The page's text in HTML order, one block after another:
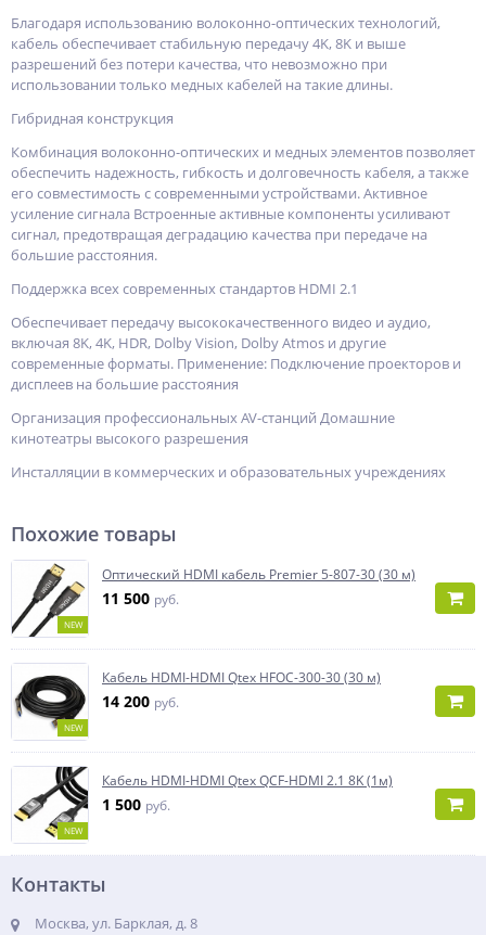
Благодаря использованию волоконно-оптических технологий,
кабель обеспечивает стабильную передачу 4K, 8K и выше
разрешений без потери качества, что невозможно при
использовании только медных кабелей на такие длины.
Гибридная конструкция
Комбинация волоконно-оптических и медных элементов позволяет
обеспечить надежность, гибкость и долговечность кабеля, а также
его совместимость с современными устройствами. Активное
усиление сигнала Встроенные активные компоненты усиливают
сигнал, предотвращая деградацию качества при передаче на
большие расстояния.
Поддержка всех современных стандартов HDMI 2.1
Обеспечивает передачу высококачественного видео и аудио,
включая 8K, 4K, HDR, Dolby Vision, Dolby Atmos и другие
современные форматы. Применение: Подключение проекторов и
дисплеев на большие расстояния
Организация профессиональных AV-станций Домашние
кинотеатры высокого разрешения
Инсталляции в коммерческих и образовательных учреждениях
Похожие товары
NEW
Оптический HDMI кабель Premier 5-807-30 (30 м)
11 500 руб.
NEW
Кабель HDMI-HDMI Qtex HFOC-300-30 (30 м)
14 200 руб.
NEW
Кабель HDMI-HDMI Qtex QCF-HDMI 2.1 8K (1м)
1 500 руб.
Контакты
Москва, ул. Барклая, д. 8